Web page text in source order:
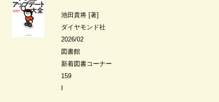
池田貴将 [著]
ダイヤモンド社
2026/02
図書館
新着図書コーナー
159